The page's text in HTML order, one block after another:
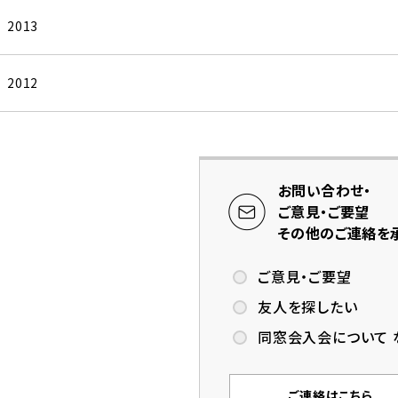
2013
2012
お問い合わせ・
ご意見・ご要望
その他のご連絡を
ご意見・ご要望
友人を探したい
同窓会入会について